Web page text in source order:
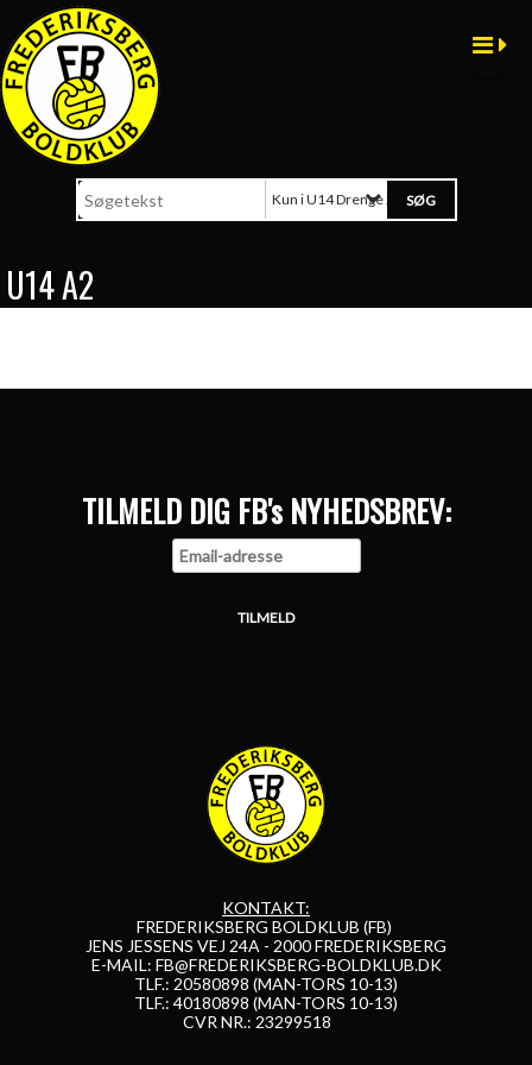
Kun i U14 Drenge 2013
U14 A2
TILMELD DIG FB's NYHEDSBREV:
KONTAKT:
FREDERIKSBERG BOLDKLUB (FB)
JENS JESSENS VEJ 24A - 2000 FREDERIKSBERG
E-MAIL: FB@FREDERIKSBERG-BOLDKLUB.DK
TLF.: 20580898 (MAN-TORS 10-13)
TLF.: 40180898 (MAN-TORS 10-13)
CVR NR.: 23299518